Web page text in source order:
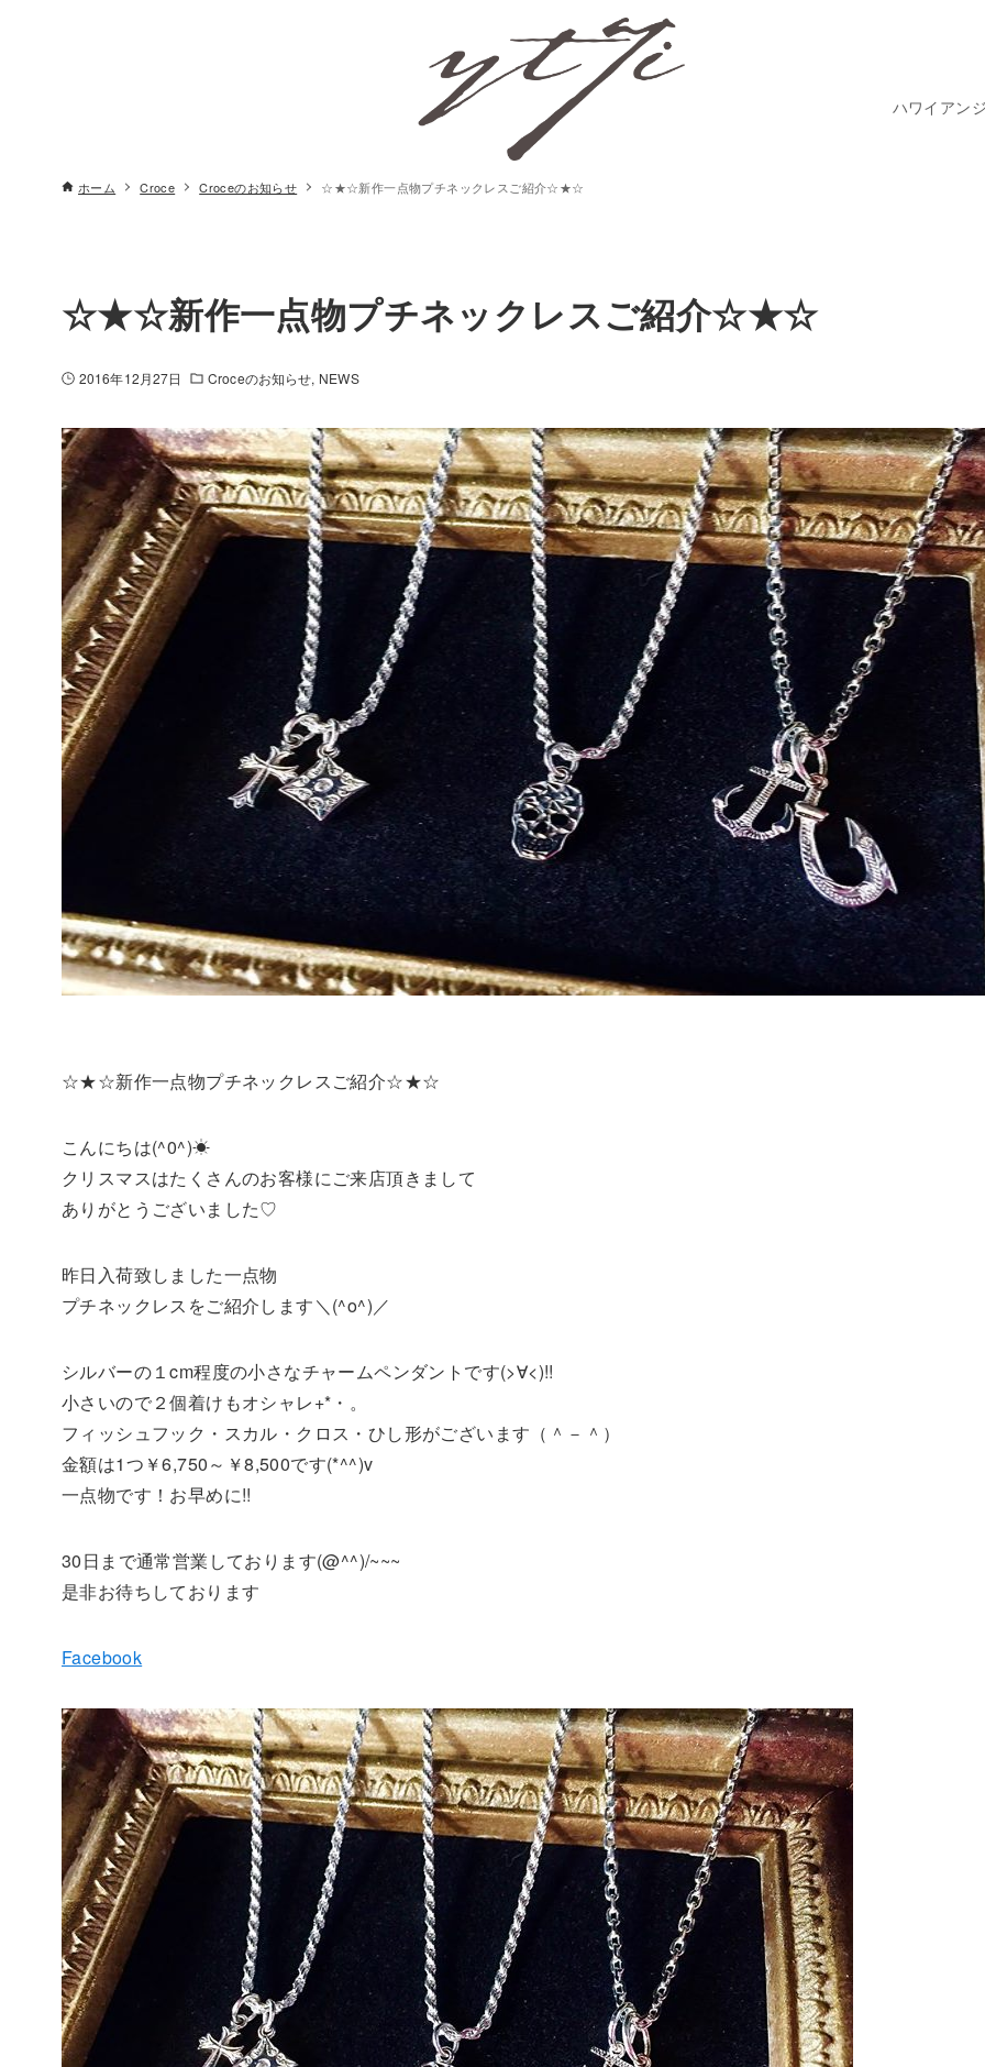
ハワイアン
ホーム Croce Croceのお知らせ ☆★☆新作一点物プチネックレスご紹介☆★☆
☆★☆新作一点物プチネックレスご紹介☆★☆
2016年12月27日 Croceのお知らせ NEWS
☆★☆新作一点物プチネックレスご紹介☆★☆
こんにちは(^0^)☀
クリスマスはたくさんのお客様にご来店頂きまして
ありがとうございました♡
昨日入荷致しました一点物
プチネックレスをご紹介します＼(^o^)／
シルバーの１cm程度の小さなチャームペンダントです(>∀<)!!
小さいので２個着けもオシャレ+*・。
フィッシュフック・スカル・クロス・ひし形がございます（＾－＾）
金額は1つ￥6,750～￥8,500です(*^^)v
一点物です！お早めに!!
30日まで通常営業しております(@^^)/~~~
是非お待ちしております
Facebook